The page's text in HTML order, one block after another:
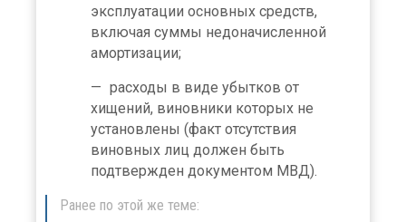
эксплуатации основных средств,
включая суммы недоначисленной
амортизации;
расходы в виде убытков от
хищений, виновники которых не
установлены (факт отсутствия
виновных лиц должен быть
подтвержден документом МВД).
Ранее по этой же теме: